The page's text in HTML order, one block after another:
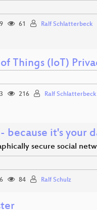
61 Ralf Schlatterbeck
Things (IoT)
216 Ralf Schlatterbeck
because it's your
secure social
84 Ralf Schulz